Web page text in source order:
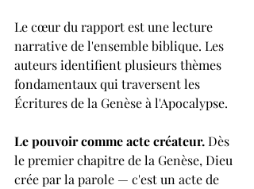
Le cœur du rapport est une lecture
narrative de l'ensemble biblique. Les
auteurs identifient plusieurs thèmes
fondamentaux qui traversent les
Écritures de la Genèse à l'Apocalypse.
Le pouvoir comme acte créateur. Dès
le premier chapitre de la Genèse, Dieu
crée par la parole — c'est un acte de